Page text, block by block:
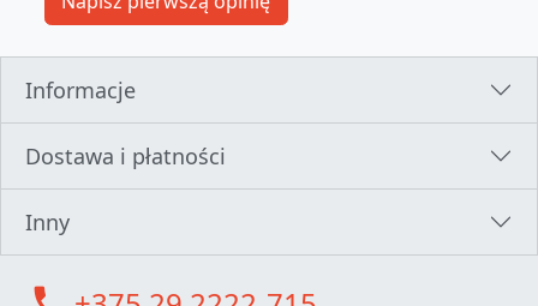
Informacje
Dostawa i płatności
Inny